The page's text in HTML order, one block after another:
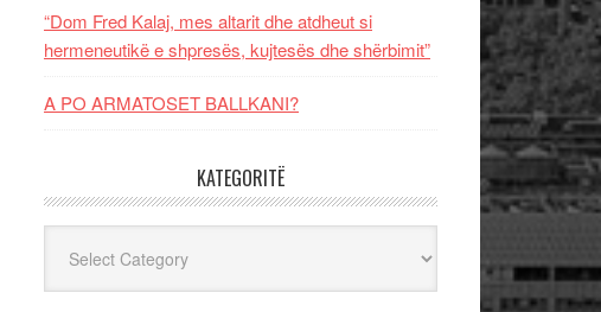
“Dom Fred Kalaj, mes altarit dhe atdheut si
hermeneutikë e shpresës, kujtesës dhe shërbimit”
A PO ARMATOSET BALLKANI?
KATEGORITË